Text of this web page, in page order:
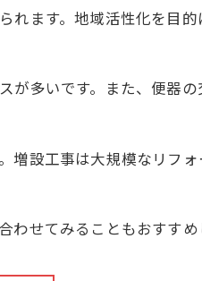
ます。地域活性化を目
多いです。また、便器
設工事は大規模なリフ
せてみることもおすすめ